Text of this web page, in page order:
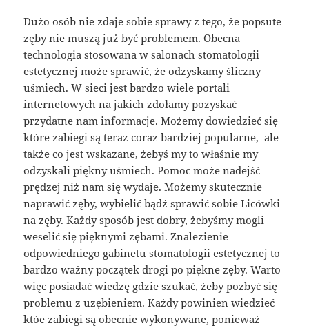
Dużo osób nie zdaje sobie sprawy z tego, że popsute
zęby nie muszą już być problemem. Obecna
technologia stosowana w salonach stomatologii
estetycznej może sprawić, że odzyskamy śliczny
uśmiech. W sieci jest bardzo wiele portali
internetowych na jakich zdołamy pozyskać
przydatne nam informacje. Możemy dowiedzieć się
które zabiegi są teraz coraz bardziej popularne, ale
także co jest wskazane, żebyś my to właśnie my
odzyskali piękny uśmiech. Pomoc może nadejść
prędzej niż nam się wydaje. Możemy skutecznie
naprawić zęby, wybielić bądź sprawić sobie Licówki
na zęby. Każdy sposób jest dobry, żebyśmy mogli
weselić się pięknymi zębami. Znalezienie
odpowiedniego gabinetu stomatologii estetycznej to
bardzo ważny początek drogi po piękne zęby. Warto
więc posiadać wiedzę gdzie szukać, żeby pozbyć się
problemu z uzębieniem. Każdy powinien wiedzieć
któe zabiegi są obecnie wykonywane, ponieważ